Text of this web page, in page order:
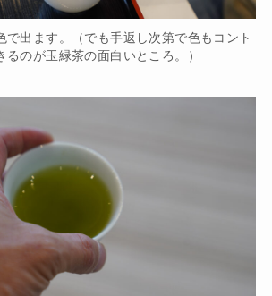
で出ます。（でも手返し次第で色もコント
るのが玉緑茶の面白いところ。）